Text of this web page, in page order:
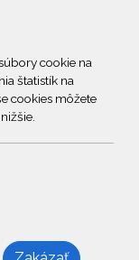
cookie na
štatistík na
cookies môžete
práva vyhradené.